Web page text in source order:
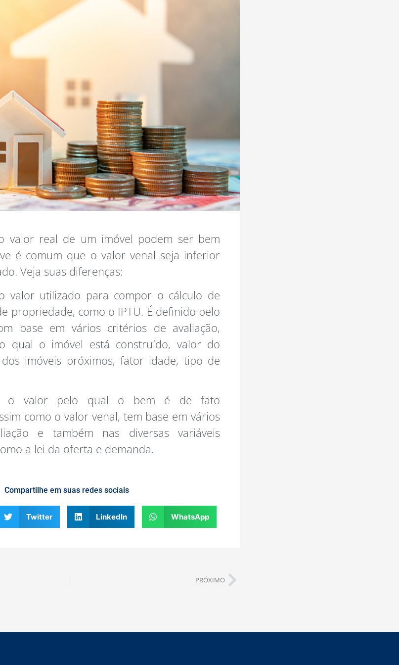
valor real de um imóvel podem ser bem
é comum que o valor venal seja inferior
Veja suas diferenças:
valor utilizado para compor o cálculo de
propriedade, como o IPTU. É definido pelo
base em vários critérios de avaliação,
qual o imóvel está construído, valor do
imóveis próximos, fator idade, tipo de
o valor pelo qual o bem é de fato
como o valor venal, tem base em vários
e também nas diversas variáveis
a lei da oferta e demanda.
Compartilhe em suas redes sociais
Twitter LinkedIn WhatsApp
PRÓXIMO